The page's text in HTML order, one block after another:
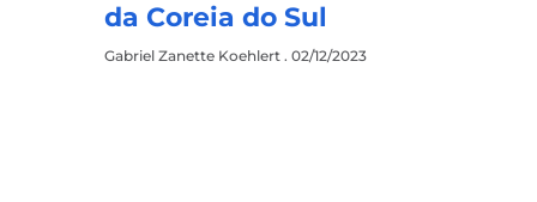
da Coreia do Sul
Gabriel Zanette Koehlert 02/12/2023